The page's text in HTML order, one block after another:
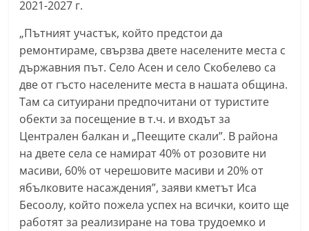
i
n
f
o
,
k
a
z
a
n
l
2021-2027 г.
„Пътният участък, който предстои да
ремонтираме, свързва двете населените места с
държавния път. Село Асен и село Скобелево са
две от гъсто населените места в нашата община.
Там са ситуирани предпочитани от туристите
обекти за посещение в т.ч. и входът за
Централен балкан и „Пеещите скали”. В района
на двете села се намират 40% от розовите ни
масиви, 60% от черешовите масиви и 20% от
ябълковите насаждения”, заяви кметът Иса
Бесоолу, който пожела успех на всички, които ще
работят за реализиране на това трудоемко и